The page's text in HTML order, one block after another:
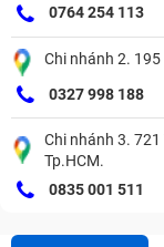
0764 254 113
Chi nhánh 2. 195
0327 998 188
Chi nhánh 3.
Tp.HCM.
0835 001 511